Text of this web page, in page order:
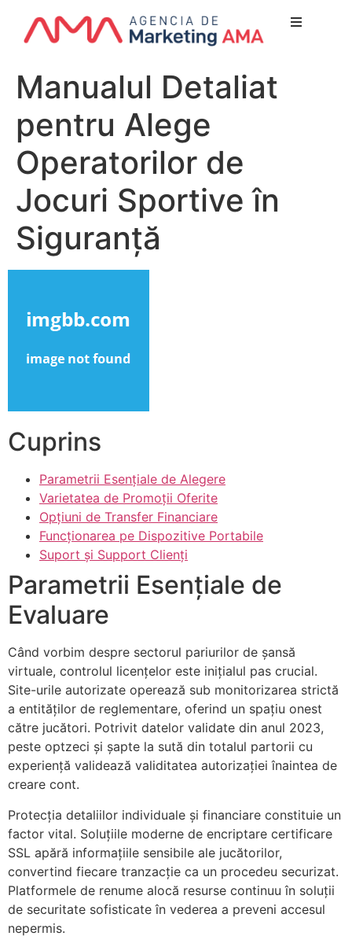
Manualul Detaliat
pentru Alege
Operatorilor de
Jocuri Sportive în
Siguranță
Cuprins
Parametrii Esențiale de Alegere
Varietatea de Promoții Oferite
Opțiuni de Transfer Financiare
Funcționarea pe Dispozitive Portabile
Suport și Support Clienți
Parametrii Esențiale de
Evaluare
Când vorbim despre sectorul pariurilor de șansă
virtuale, controlul licențelor este inițialul pas crucial.
Site-urile autorizate operează sub monitorizarea strictă
a entităților de reglementare, oferind un spațiu onest
către jucători. Potrivit datelor validate din anul 2023,
peste optzeci și șapte la sută din totalul partorii cu
experiență validează validitatea autorizației înaintea de
creare cont.
Protecția detaliilor individuale și financiare constituie un
factor vital. Soluțiile moderne de encriptare certificare
SSL apără informațiile sensibile ale jucătorilor,
convertind fiecare tranzacție ca un procedeu securizat.
Platformele de renume alocă resurse continuu în soluții
de securitate sofisticate în vederea a preveni accesul
nepermis.